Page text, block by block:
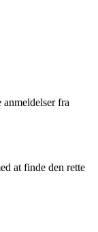
fra
at finde den rette